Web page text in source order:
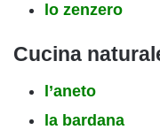
lo zenzero
Cucina
l’aneto
la bardana